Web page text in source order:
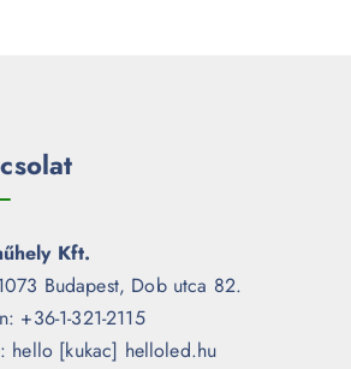
Kft.
Budapest, Dob utca 82.
+36-1-321-2115
hello [kukac] helloled.hu